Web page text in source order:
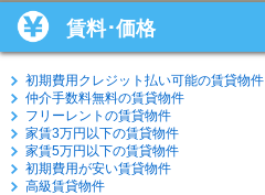
賃料･価格
初期費用クレジット払い可能の賃貸物件
仲介手数料無料の賃貸物件
フリーレントの賃貸物件
家賃3万円以下の賃貸物件
家賃5万円以下の賃貸物件
初期費用が安い賃貸物件
高級賃貸物件